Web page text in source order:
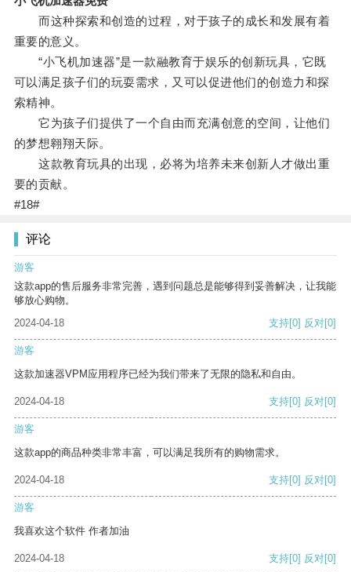
而这种探索和创造的过程，对于孩子的成长和发展有着
重要的意义。
“小飞机加速器”是一款融教育于娱乐的创新玩具，它既
可以满足孩子们的玩耍需求，又可以促进他们的创造力和探
索精神。
它为孩子们提供了一个自由而充满创意的空间，让他们
的梦想翱翔天际。
这款教育玩具的出现，必将为培养未来创新人才做出重
要的贡献。
#18#
评论
游客
这款app的售后服务非常完善，遇到问题总是能够得到妥善解决，让我能
够放心购物。
2024-04-18
支持[0] 反对[0]
游客
这款加速器VPM应用程序已经为我们带来了无限的隐私和自由。
2024-04-18 支持[0] 反对[0]
游客
这款app的商品种类非常丰富，可以满足我所有的购物需求。
2024-04-18 支持[0] 反对[0]
游客
我喜欢这个软件 作者加油
2024-04-18 支持[0] 反对[0]